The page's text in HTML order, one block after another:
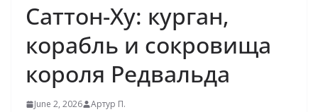
Саттон-Ху: курган,
корабль и сокровища
короля Редвальда
June 2, 2026 Артур П.